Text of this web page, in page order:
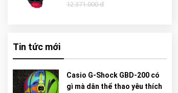
12.371.000 đ
Tin tức mới
Casio G-Shock GBD-200 có
gì mà dân thể thao yêu thích